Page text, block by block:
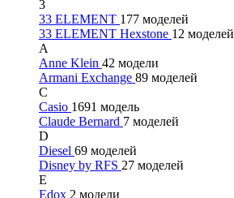
3
33 ELEMENT 177 моделей
33 ELEMENT Hexstone 12 моделей
A
Anne Klein 42 модели
Armani Exchange 89 моделей
C
Casio 1691 модель
Claude Bernard 7 моделей
D
Diesel 69 моделей
Disney by RFS 27 моделей
E
Edox 2 модели